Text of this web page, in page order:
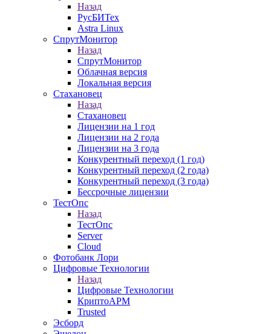
Назад
РусБИТех
Astra Linux
СпрутМонитор
Назад
СпрутМонитор
Облачная версия
Локальная версия
Стахановец
Назад
Стахановец
Лицензии на 1 год
Лицензии на 2 года
Лицензии на 3 года
Конкурентный переход (1 год)
Конкурентный переход (2 года)
Конкурентный переход (3 года)
Бессрочные лицензии
ТестОпс
Назад
ТестОпс
Server
Cloud
Фотобанк Лори
Цифровые Технологии
Назад
Цифровые Технологии
КриптоАРМ
Trusted
Эсборд